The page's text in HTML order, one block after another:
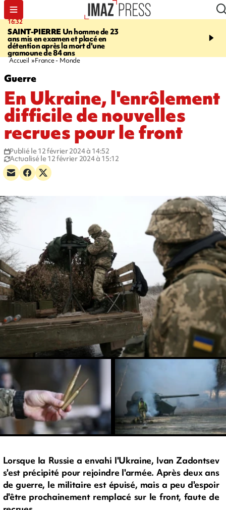
16:32
SAINT-PIERREUn homme de 23
ans mis en examen et placé en
détention après la mort d'une
gramoune de 84 ans
21:08
et Turquie scellent un
Accueil France - Monde
Guerre
En Ukraine, l'enrôlement
difficile de nouvelles
recrues pour le front
Publié le 12 février 2024 à 14:52
Actualisé le 12 février 2024 à 15:12
Lorsque la Russie a envahi l'Ukraine, Ivan Zadontsev
s'est précipité pour rejoindre l'armée. Après deux ans
de guerre, le militaire est épuisé, mais a peu d'espoir
d'être prochainement remplacé sur le front, faute de